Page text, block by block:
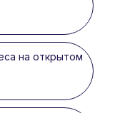
на открытом